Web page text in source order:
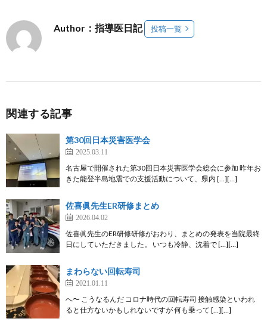
Author：指導医日記 投稿一覧
関連する記事
第30回日本災害医学会
2025.03.11
名古屋で開催された第30回日本災害医学会総会に参加 昨年お
きた能登半島地震での支援活動について、県内 […][…]
佐喜眞先生ER研修まとめ
2026.04.02
佐喜眞先生のER研修研修がおわり、まとめの発表を当院最終
日にしていただきました。 いつも冷静、沈着で […][…]
まわらない回転寿司
2021.01.11
へ〜 こうなるんだ コロナ時代の回転寿司 接触感染といわれ
ると仕方ないかもしれないですが 何も乗って […][…]